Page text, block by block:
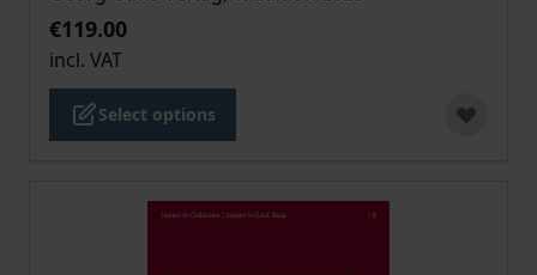
€119.00
incl. VAT
Select options